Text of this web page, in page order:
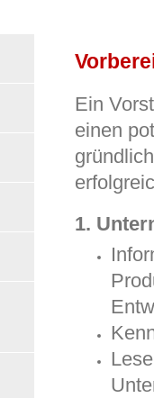
Ein
einen
1.